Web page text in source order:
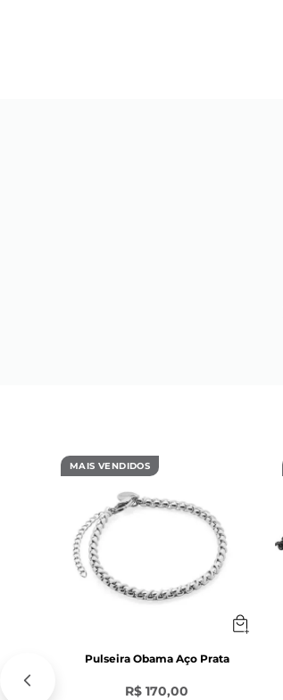
MAIS VENDIDOS
Pulseira Obama Aço Prata
R$ 170,00